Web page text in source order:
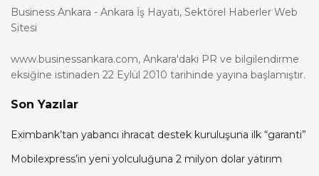
Business Ankara - Ankara İş Hayatı, Sektörel Haberler Web
Sitesi
www.businessankara.com, Ankara'daki PR ve bilgilendirme
eksiğine istinaden 22 Eylül 2010 tarihinde yayına başlamıştır.
Son Yazılar
Eximbank’tan yabancı ihracat destek kuruluşuna ilk “garanti”
Mobilexpress’in yeni yolculuğuna 2 milyon dolar yatırım